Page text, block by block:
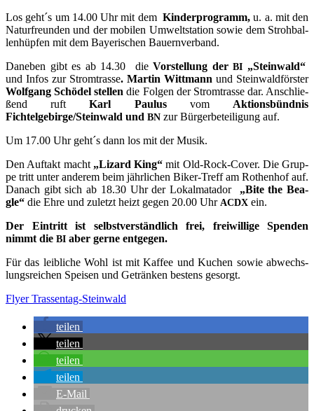
Los geht´s um 14.00 Uhr mit dem Kin­der­pro­gramm,u. a. mit den
Natur­freun­den und der mobi­len Umwelt­sta­ti­on sowie dem Stroh­bal­
len­hüp­fen mit dem Baye­ri­schen Bauernverband.
Dane­ben gibt es ab 14.30 dieVor­stel­lung derBI „Stein­wald“
und Infos zur Strom­tras­se. Mar­tin Witt­mann und Stein­wald­förs­ter
Wolf­gang Schödel stel­len die Fol­gen der Strom­tras­se dar. Anschlie­
ßend ruftKarl Pau­lusvom Akti­ons­bünd­nis
Fichtelgebirge/Steinwald und BN zur Bür­ger­be­tei­li­gung auf.
Um 17.00 Uhr geht´s dann los mit der Musik.
Den Auf­takt macht „Lizard King“ mit Old-Rock-Cover. Die Grup­
pe tritt unter ande­rem beim jähr­li­chen Biker-Treff am Rothen­hof auf.
Danach gibt sich ab 18.30 Uhr der Lokal­ma­ta­dor „Bite the Bea­
gle“ die Ehre und zuletzt heizt gegen 20.00 Uhr ACDX ein.
Der Ein­tritt ist selbst­ver­ständ­lich frei, frei­wil­li­ge Spen­den
nimmt die BI aber ger­ne entgegen.
Für das leib­li­che Wohl ist mit Kaf­fee und Kuchen sowie abwechs­
lungs­rei­chen Spei­sen und Geträn­ken bes­tens gesorgt.
Fly­er Trassentag-Steinwald
tei­len
tei­len
tei­len
tei­len
E‑Mail